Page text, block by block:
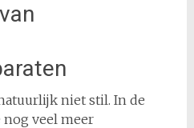
niet stil. In de
veel meer